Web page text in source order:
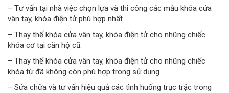
– Tư vấn tại nhà việc chọn lựa và thi công các mẫu khóa cửa
vân tay, khóa điện tử phù hợp nhất.
– Thay thế khóa cửa vân tay, khóa điện tử cho những chiếc
khóa cơ tại căn hộ cũ.
– Thay thế khóa cửa vân tay, khóa điện tử cho những chiếc
khóa từ đã không còn phù hợp trong sử dụng.
– Sửa chữa và tư vấn hiệu quả các tình huống trục trặc trong